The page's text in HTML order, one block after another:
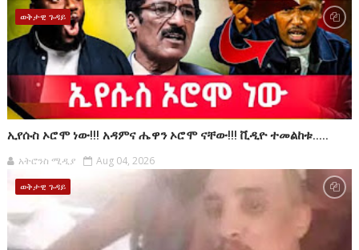
ወቅታዊ ጉዳይ
ኢየሱስ ኦሮሞ ነው!!! አዳምና ሔዋን ኦሮሞ ናቸው!!! ቪዲዮ ተመልከቱ.....
አትሮንስ ሚዲያ Aug 04, 2026
ወቅታዊ ጉዳይ